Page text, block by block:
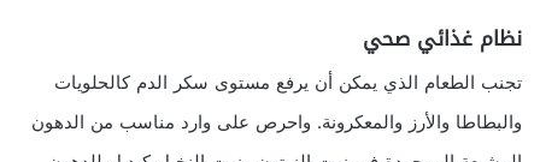
نظام غذائي صحي
تجنب الطعام الذي يمكن أن يرفع مستوى سكر الدم كالحلويات
والبطاطا والأرز والمعكرونة. واحرص على وارد مناسب من الدهون